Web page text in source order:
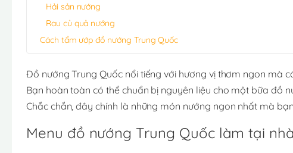
Hải sản nướng
Rau củ quả nướng
Cách tẩm ướp đồ nướng Trung Quốc
Đồ nướng Trung Quốc nổi tiếng với hương vị thơm ngon mà
Bạn hoàn toàn có thể chuẩn bị nguyên liệu cho một bữa đồ
Chắc chắn, đây chính là những món nướng ngon nhất mà
Menu đồ nướng Trung Quốc làm tại nhà